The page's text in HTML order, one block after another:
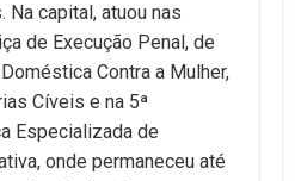
Na capital, atuou nas
de Execução Penal, de
Contra a Mulher,
Cíveis e na 5ª
Especializada de
onde permaneceu até